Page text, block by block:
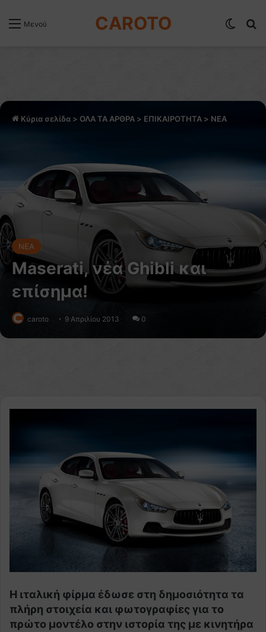
Μενού CAROTO
Κύρια σελίδα > ΟΛΑ ΤΑ ΑΡΘΡΑ > ΕΠΙΚΑΙΡΟΤΗΤΑ > NEA
NEA
Maserati, νέα Ghibli και
επίσημα!
caroto 9 Απριλίου 2013 0
H ιταλική φίρμα έδωσε στη δημοσιότητα τα
πλήρη στοιχεία και φωτογραφίες για το
πρώτο μοντέλο στην ιστορία της με κινητήρα